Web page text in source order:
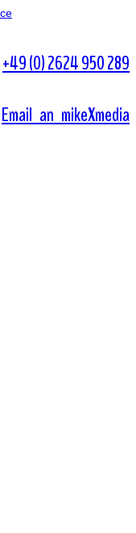
+49 (0) 2624 950 289
Email an mikeXmedia